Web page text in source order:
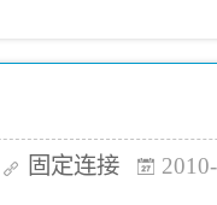
固定连接